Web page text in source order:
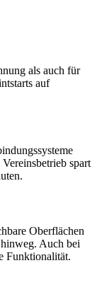
als auch für
auf
spart
Oberflächen
Auch bei
Funktionalität.